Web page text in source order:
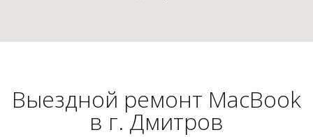
Выездной ремонт MacBook
в г. Дмитров